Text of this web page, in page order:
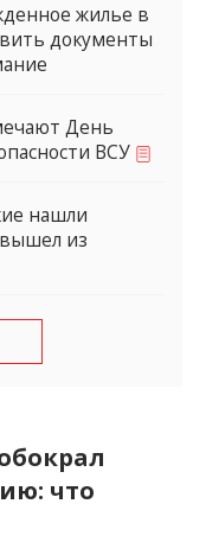
жилье в
документы
День
ВСУ
нашли
из
что